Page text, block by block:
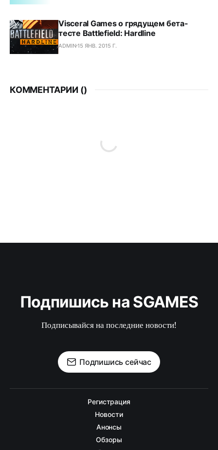
Visceral Games о грядущем бета-
тесте Battlefield: Hardline
ADMIN15 ЯНВ. 2015 Г.
КОММЕНТАРИИ ()
Подпишись на SGAMES
Подписывайся на последние новости!
Подпишись сейчас
Регистрация
Новости
Анонсы
Обзоры